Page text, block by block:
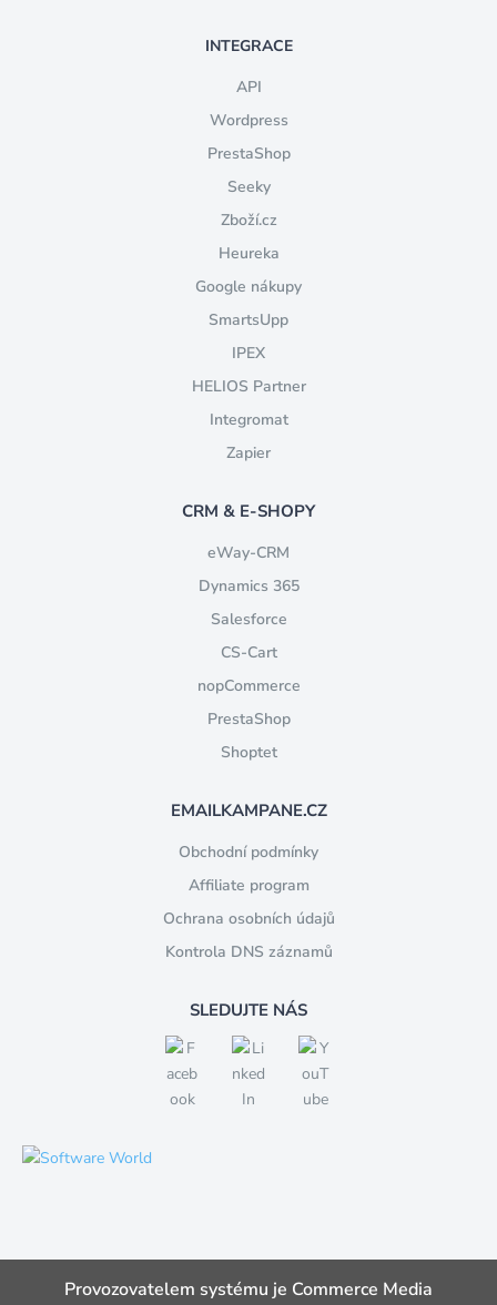
INTEGRACE
API
Wordpress
PrestaShop
Seeky
Zboží.cz
Heureka
Google nákupy
SmartsUpp
IPEX
HELIOS Partner
Integromat
Zapier
CRM & E-SHOPY
eWay-CRM
Dynamics 365
Salesforce
CS-Cart
nopCommerce
PrestaShop
Shoptet
EMAILKAMPANE.CZ
Obchodní podmínky
Affiliate program
Ochrana osobních údajů
Kontrola DNS záznamů
SLEDUJTE NÁS
Provozovatelem systému je Commerce Media